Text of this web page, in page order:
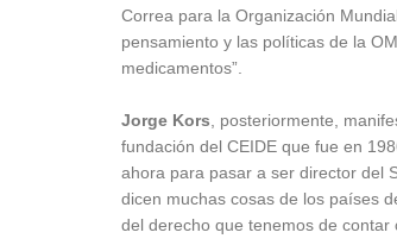
Correa para la Organización
pensamiento y las políticas de la
medicamentos”.
Jorge Kors , posteriormente,
fundación del CEIDE que fue en
ahora para pasar a ser director del
dicen muchas cosas de los países
del derecho que tenemos de contar